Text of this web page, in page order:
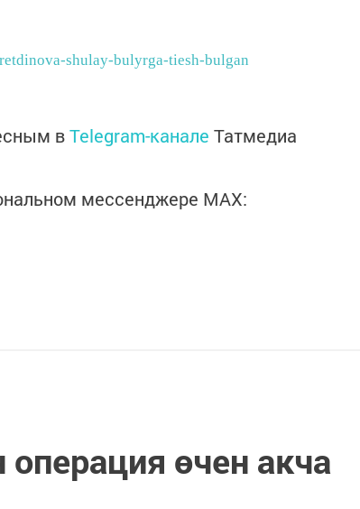
shulay-bulyrga-tiesh-bulgan
вTelegram-канале Татмедиа
мессенджере MАХ:
өчен акча